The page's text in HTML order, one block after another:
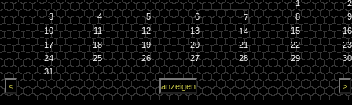
1
2
3
4 5 6 7 8
9
10
11 12 13 14 15
16
17
18 19 20 21 22
23
24
25 26 27 28 29
30
31